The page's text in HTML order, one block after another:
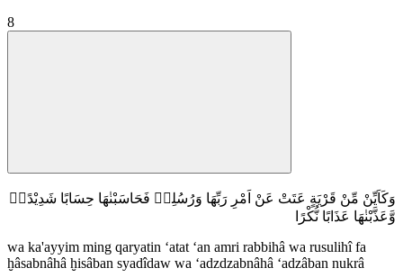
8
وَكَاَيِّنْ مِّنْ قَرْيَةٍ عَتَتْ عَنْ اَمْرِ رَبِّهَا وَرُسُلِهٖ فَحَاسَبْنٰهَا حِسَابًا شَدِيْدًاۙ
وَّعَذَّبْنٰهَا عَذَابًا نُّكْرًا
wa ka'ayyim ming qaryatin ‘atat ‘an amri rabbihâ wa rusulihî fa
ḫâsabnâhâ ḫisâban syadîdaw wa ‘adzdzabnâhâ ‘adzâban nukrâ